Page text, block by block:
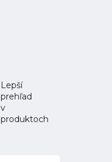
Lepší
prehľad
v
produktoch